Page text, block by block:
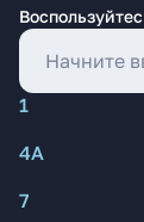
1
4А
7